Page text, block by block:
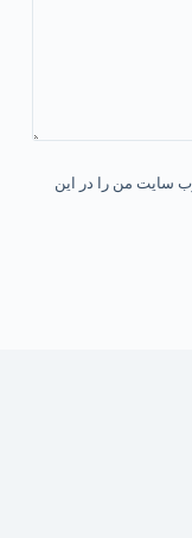
سایت من را در این